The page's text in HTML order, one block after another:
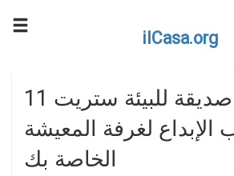
ilCasa.org
Search for:
11 وحدات صديقة للبيئة ستريت
الإبداع لغرفة المعيشة
الخاصة بك